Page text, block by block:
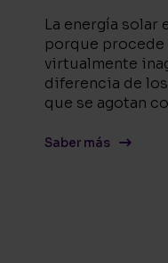
La energía solar
porque procede
virtualmente
diferencia de
que se agotan
Saber más